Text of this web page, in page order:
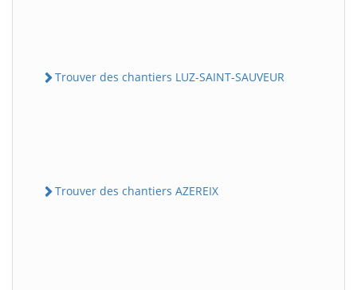
Trouver des chantiers LUZ-SAINT-SAUVEUR
Trouver des chantiers AZEREIX